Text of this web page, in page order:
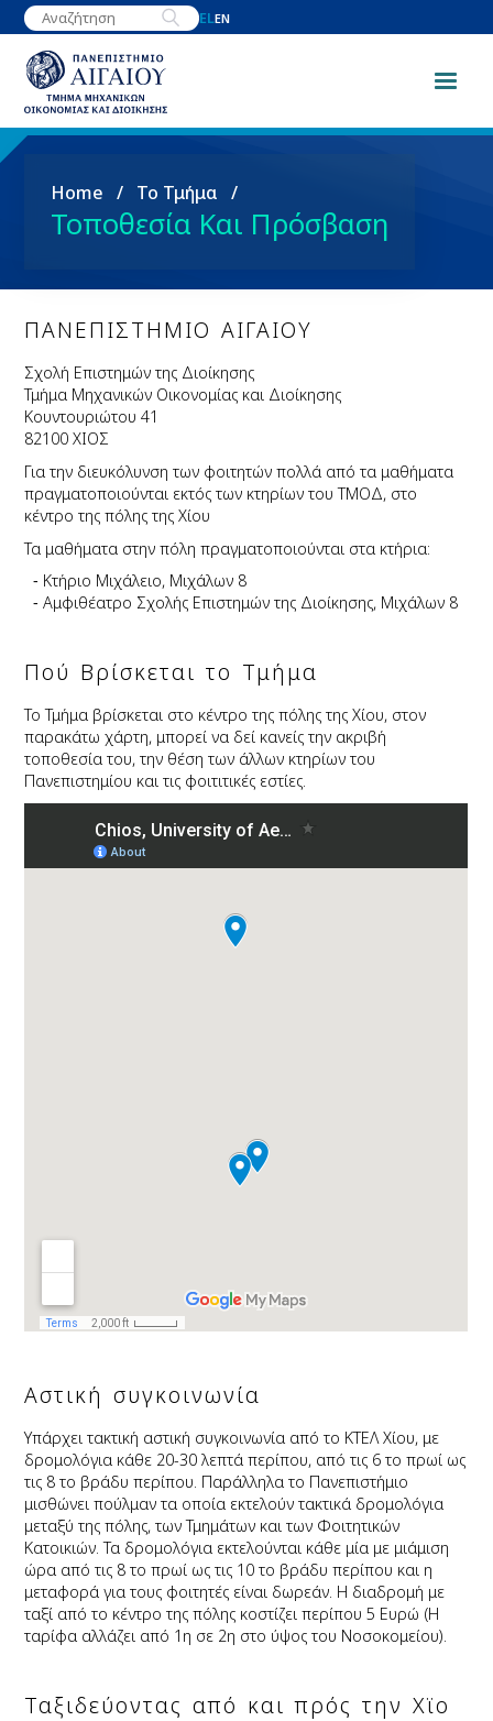
Παράκαμψη
προς
κυρίως
περιεχόμενο
ELEN
Breadcrumb
Home Το Τμήμα
Τοποθεσία Και Πρόσβαση
ΠΑΝΕΠΙΣΤΗΜΙΟ ΑΙΓΑΙΟΥ
Σχολή Επιστημών της Διοίκησης
Τμήμα Μηχανικών Οικονομίας και Διοίκησης
Κουντουριώτου 41
82100 ΧΙΟΣ
Για την διευκόλυνση των φοιτητών πολλά από τα μαθήματα
πραγματοποιούνται εκτός των κτηρίων του ΤΜΟΔ, στο
κέντρο της πόλης της Χίου
Τα μαθήματα στην πόλη πραγματοποιούνται στα κτήρια:
Κτήριο Μιχάλειο, Μιχάλων 8
Αμφιθέατρο Σχολής Επιστημών της Διοίκησης, Μιχάλων 8
Πού Βρίσκεται το Τμήμα
Το Τμήμα βρίσκεται στο κέντρο της πόλης της Χίου, στον
παρακάτω χάρτη, μπορεί να δεί κανείς την ακριβή
τοποθεσία του, την θέση των άλλων κτηρίων του
Πανεπιστημίου και τις φοιτιτικές εστίες.
Αστική συγκοινωνία
Υπάρχει τακτική αστική συγκοινωνία από το ΚΤΕΛ Χίου, με
δρομολόγια κάθε 20-30 λεπτά περίπου, από τις 6 το πρωί ως
τις 8 το βράδυ περίπου. Παράλληλα το Πανεπιστήμιο
μισθώνει πούλμαν τα οποία εκτελούν τακτικά δρομολόγια
μεταξύ της πόλης, των Τμημάτων και των Φοιτητικών
Κατοικιών. Τα δρομολόγια εκτελούνται κάθε μία με μιάμιση
ώρα από τις 8 το πρωί ως τις 10 το βράδυ περίπου και η
μεταφορά για τους φοιτητές είναι δωρεάν. Η διαδρομή με
ταξί από το κέντρο της πόλης κοστίζει περίπου 5 Ευρώ (Η
ταρίφα αλλάζει από 1η σε 2η στο ύψος του Νοσοκομείου).
Ταξιδεύοντας από και πρός την Χϊο